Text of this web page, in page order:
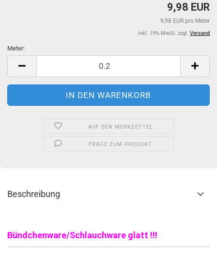
9,98 EUR
9,98 EUR pro Meter
inkl. 19% MwSt. zzgl. Versand
Meter:
Meter
AUF DEN MERKZETTEL
FRAGE ZUM PRODUKT
Beschreibung
Bündchenware/Schlauchware glatt !!!